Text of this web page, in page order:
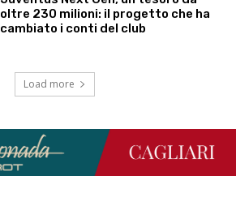
oltre 230 milioni: il progetto che ha
cambiato i conti del club
Load more